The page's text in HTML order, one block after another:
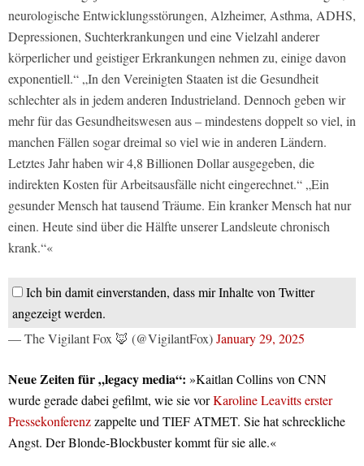
neurologische Entwicklungsstörungen, Alzheimer, Asthma, ADHS,
Depressionen, Suchterkrankungen und eine Vielzahl anderer
körperlicher und geistiger Erkrankungen nehmen zu, einige davon
exponentiell.“ „In den Vereinigten Staaten ist die Gesundheit
schlechter als in jedem anderen Industrieland. Dennoch geben wir
mehr für das Gesundheitswesen aus – mindestens doppelt so viel, in
manchen Fällen sogar dreimal so viel wie in anderen Ländern.
Letztes Jahr haben wir 4,8 Billionen Dollar ausgegeben, die
indirekten Kosten für Arbeitsausfälle nicht eingerechnet.“ „Ein
gesunder Mensch hat tausend Träume. Ein kranker Mensch hat nur
einen. Heute sind über die Hälfte unserer Landsleute chronisch
krank.“«
Ich bin damit einverstanden, dass mir Inhalte von Twitter
angezeigt werden.
— The Vigilant Fox 🦊 (@VigilantFox)January 29, 2025
Neue Zeiten für „legacy media“: »Kaitlan Collins von CNN
wurde gerade dabei gefilmt, wie sie vorKaroline Leavitts erster
Pressekonferenzzappelte und TIEF ATMET. Sie hat schreckliche
Angst. Der Blonde-Blockbuster kommt für sie alle.«